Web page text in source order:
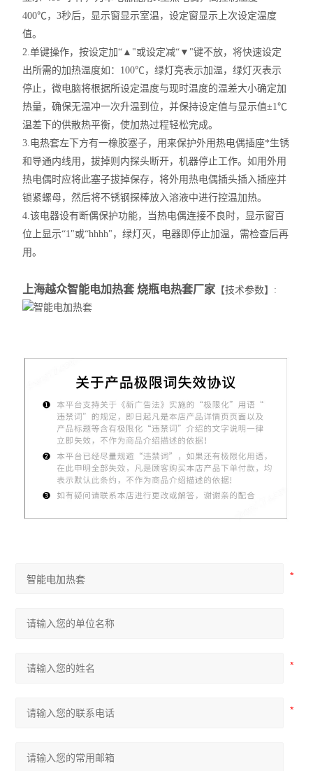
400℃，3秒后，显示窗显示室温，设定窗显示上次设定温度
值。
2.单键操作，按设定加“▲"或设定减“▼"键不放，将快速设定
出所需的加热温度如：100℃，绿灯亮表示加温，绿灯灭表示
停止，微电脑将根据所设定温度与现时温度的温差大小确定加
热量，确保无温冲一次升温到位，并保持设定值与显示值±1℃
温差下的供散热平衡，使加热过程轻松完成。
3.电热套左下方有一橡胶塞子，用来保护外用热电偶插座*生锈
和导通内线用，拔掉则内探头断开，机器停止工作。如用外用
热电偶时应将此塞子拔掉保存，将外用热电偶插头插入插座并
锁紧螺母，然后将不锈钢探棒放入溶液中进行控温加热。
4.该电器设有断偶保护功能，当热电偶连接不良时，显示窗百
位上显示“1"或“hhhh"，绿灯灭，电器即停止加温，需检查后再
用。
上海越众智能电加热套 烧瓶电热套厂家 【技术参数】: